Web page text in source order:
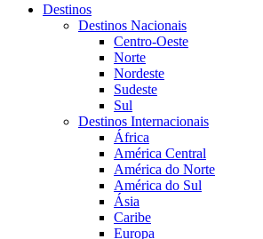
Destinos
Destinos Nacionais
Centro-Oeste
Norte
Nordeste
Sudeste
Sul
Destinos Internacionais
África
América Central
América do Norte
América do Sul
Ásia
Caribe
Europa